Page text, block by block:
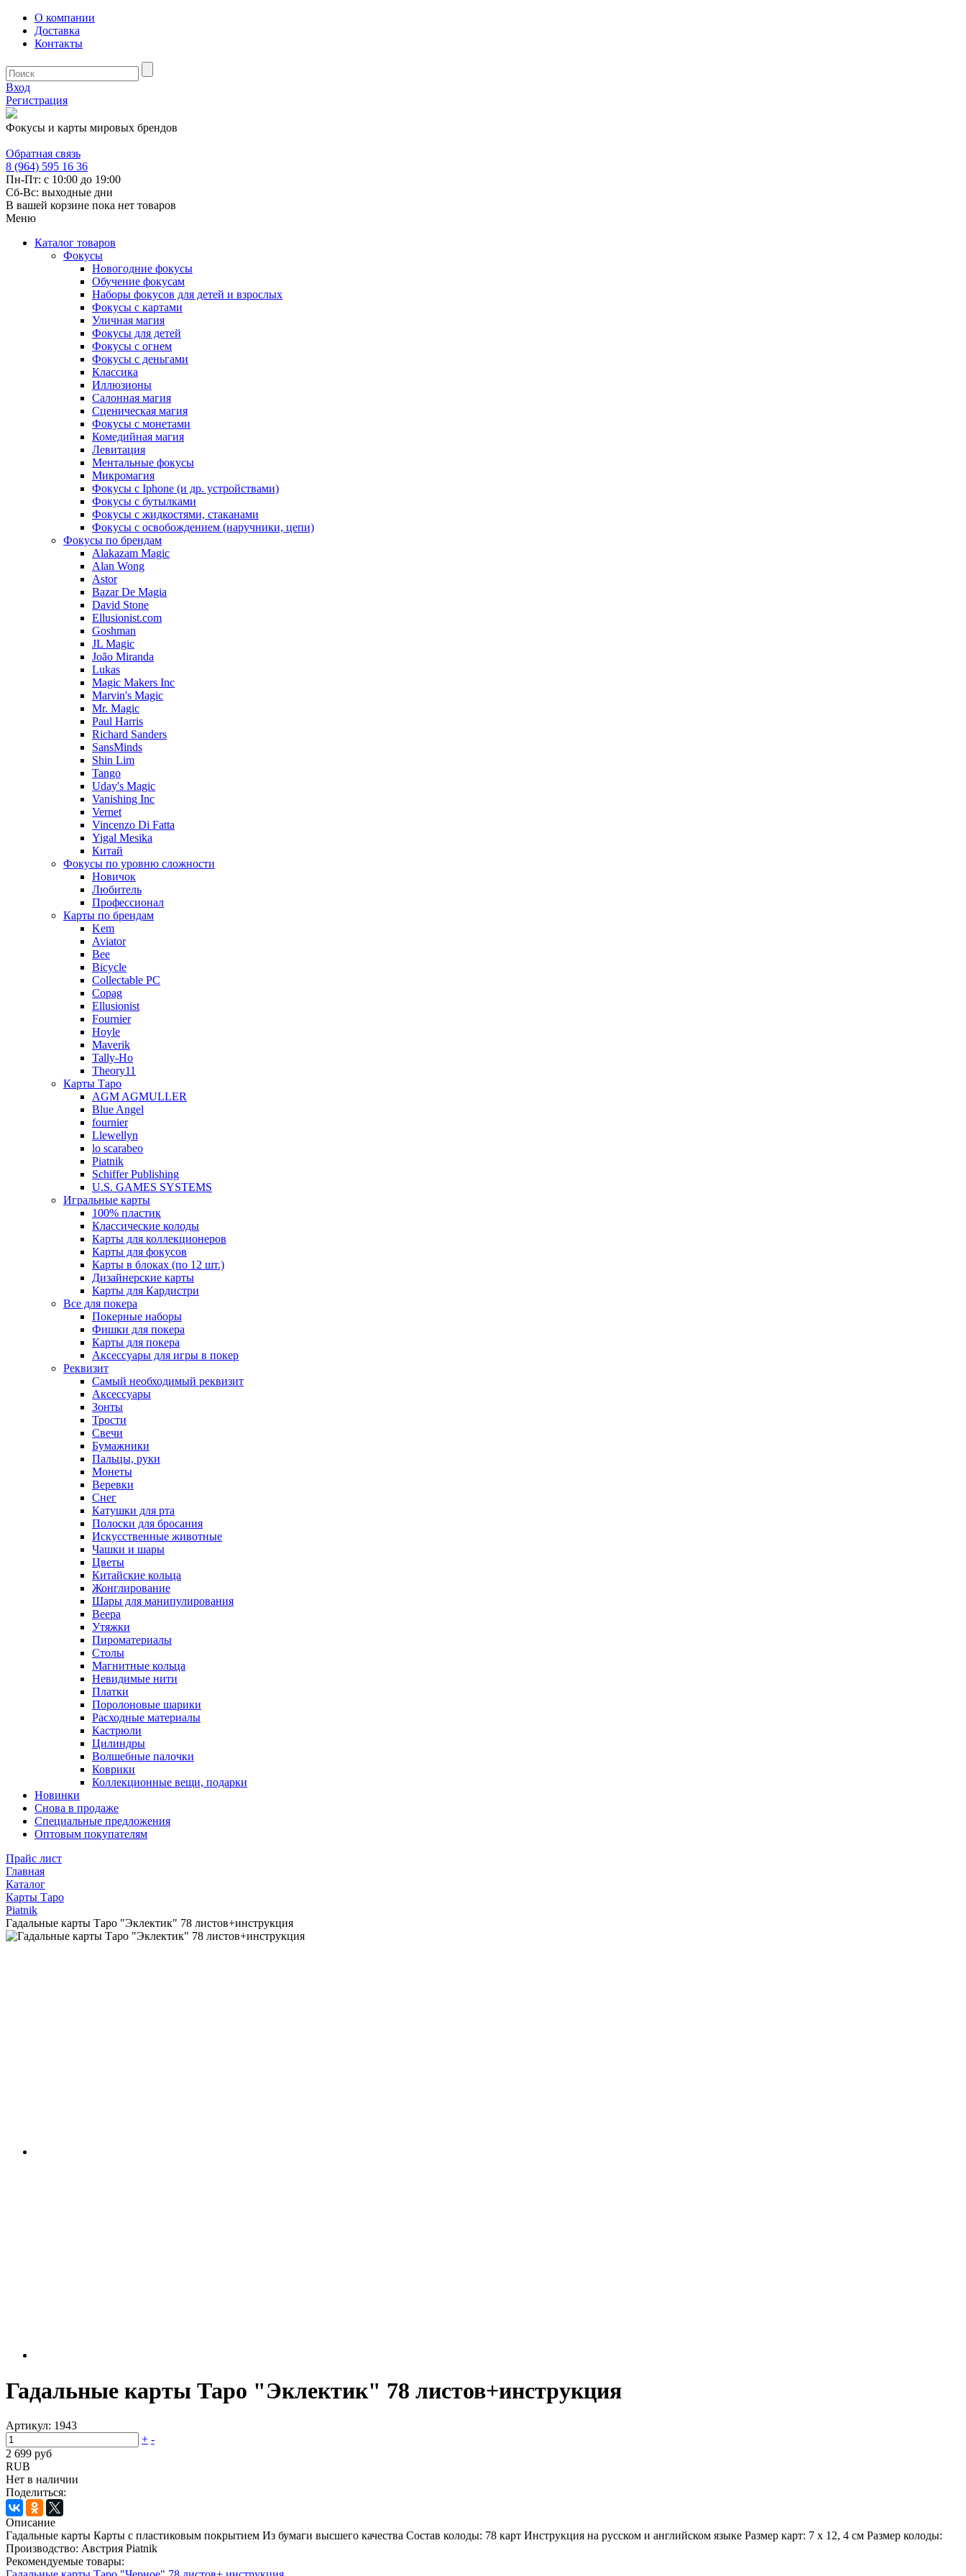
О компании
Доставка
Контакты
Вход
Регистрация
Фокусы и карты мировых брендов
Обратная связь
8 (964) 595 16 36
Пн-Пт: с 10:00 до 19:00
Сб-Вс: выходные дни
В вашей корзине пока нет товаров
Меню
Каталог товаров
Фокусы
Новогодние фокусы
Обучение фокусам
Наборы фокусов для детей и взрослых
Фокусы с картами
Уличная магия
Фокусы для детей
Фокусы с огнем
Фокусы с деньгами
Классика
Иллюзионы
Салонная магия
Сценическая магия
Фокусы с монетами
Комедийная магия
Левитация
Ментальные фокусы
Микромагия
Фокусы с Iphone (и др. устройствами)
Фокусы с бутылками
Фокусы с жидкостями, стаканами
Фокусы с освобождением (наручники, цепи)
Фокусы по брендам
Alakazam Magic
Alan Wong
Astor
Bazar De Magia
David Stone
Ellusionist.com
Goshman
JL Magic
João Miranda
Lukas
Magic Makers Inc
Marvin's Magic
Mr. Magic
Paul Harris
Richard Sanders
SansMinds
Shin Lim
Tango
Uday's Magic
Vanishing Inc
Vernet
Vincenzo Di Fatta
Yigal Mesika
Китай
Фокусы по уровню сложности
Новичок
Любитель
Профессионал
Карты по брендам
Kem
Aviator
Bee
Bicycle
Collectable PC
Copag
Ellusionist
Fournier
Hoyle
Maverik
Tally-Ho
Theory11
Карты Таро
AGM AGMULLER
Blue Angel
fournier
Llewellyn
lo scarabeo
Piatnik
Schiffer Publishing
U.S. GAMES SYSTEMS
Игральные карты
100% пластик
Классические колоды
Карты для коллекционеров
Карты для фокусов
Карты в блоках (по 12 шт.)
Дизайнерские карты
Карты для Кардистри
Все для покера
Покерные наборы
Фишки для покера
Карты для покера
Аксессуары для игры в покер
Реквизит
Самый необходимый реквизит
Аксессуары
Зонты
Трости
Свечи
Бумажники
Пальцы, руки
Монеты
Веревки
Снег
Катушки для рта
Полоски для бросания
Искусственные животные
Чашки и шары
Цветы
Китайские кольца
Жонглирование
Шары для манипулирования
Веера
Утяжки
Пироматериалы
Столы
Магнитные кольца
Невидимые нити
Платки
Поролоновые шарики
Расходные материалы
Кастрюли
Цилиндры
Волшебные палочки
Коврики
Коллекционные вещи, подарки
Новинки
Снова в продаже
Специальные предложения
Оптовым покупателям
Прайс лист
Главная
Каталог
Карты Таро
Piatnik
Гадальные карты Таро "Эклектик" 78 листов+инструкция
Гадальные карты Таро "Эклектик" 78 листов+инструкция
Артикул: 1943
+ -
2 699 руб
RUB
Нет в наличии
Поделиться:
Описание
Гадальные карты Карты c пластиковым покрытием Из бумаги высшего качества Состав колоды: 78 карт Инструкция на русском и английском языке Размер карт: 7 х 12, 4 см Размер колоды:
Производство: Австрия Piatnik
Рекомендуемые товары: